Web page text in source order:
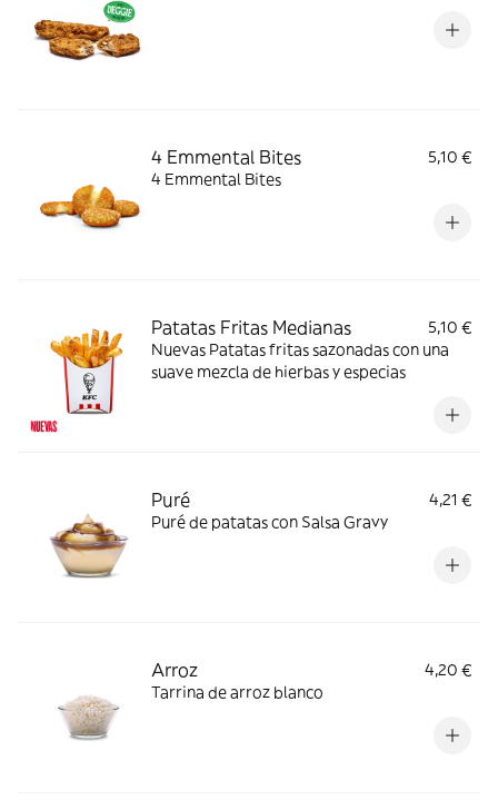
4 Emmental Bites
5,10 €
4 Emmental Bites
Patatas Fritas Medianas
5,10 €
Nuevas Patatas fritas sazonadas con una
suave mezcla de hierbas y especias
Puré
4,21 €
Puré de patatas con Salsa Gravy
Arroz
4,20 €
Tarrina de arroz blanco